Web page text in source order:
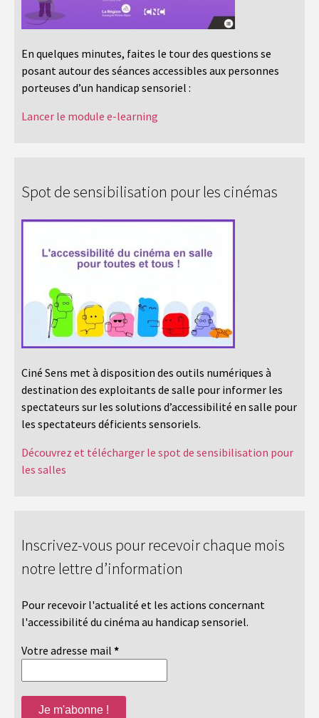
En quelques minutes, faites le tour des questions se
posant autour des séances accessibles aux personnes
porteuses d’un handicap sensoriel :
Lancer le module e-learning
Spot de sensibilisation pour les cinémas
Ciné Sens met à disposition des outils numériques à
destination des exploitants de salle pour informer les
spectateurs sur les solutions d’accessibilité en salle pour
les spectateurs déficients sensoriels.
Découvrez et télécharger le spot de sensibilisation pour
les salles
Inscrivez-vous pour recevoir chaque mois
notre lettre d’information
Pour recevoir l'actualité et les actions concernant
l'accessibilité du cinéma au handicap sensoriel.
Votre adresse mail *